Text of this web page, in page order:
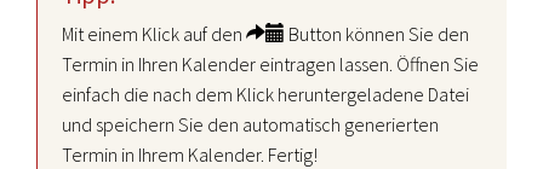
Mit einem Klick auf den
Button können Sie den
Termin in Ihren Kalender eintragen lassen. Öffnen Sie
einfach die nach dem Klick heruntergeladene Datei
und speichern Sie den automatisch generierten
Termin in Ihrem Kalender. Fertig!